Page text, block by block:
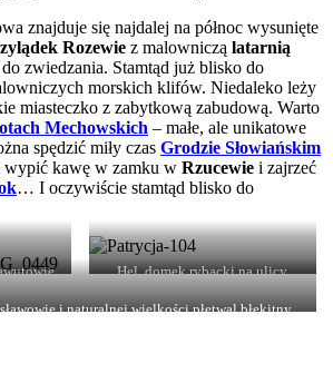
znajduje się najdalej na północ wysunięte
Rozewie z malowniczą latarnią
zwiedzania. Stamtąd już blisko do
morskich klifów. Niedaleko leży
miasteczko z zabytkową zabudową. Warto
Mechowskich – małe, ale unikatowe
spędzić miły czas Grodzie Słowiańskim
wypić kawę w zamku w Rzucewie i zajrzeć
… I oczywiście stamtąd blisko do
Hel, domek rybacki na ulicy
Wiejskiej
i naturalnej wielkości płetwal błękitny